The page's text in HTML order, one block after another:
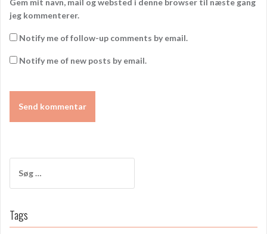
jeg kommenterer.
Notify me of follow-up comments by email.
Notify me of new posts by email.
efter:
Tags